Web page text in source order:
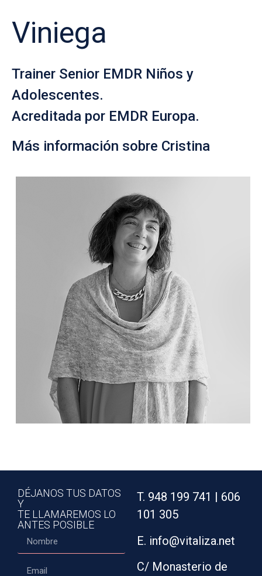
Viniega
Trainer Senior EMDR Niños y
Adolescentes.
Acreditada por EMDR Europa.
Más información sobre Cristina
DÉJANOS TUS DATOS
Y
TE LLAMAREMOS LO
ANTES POSIBLE
T. 948 199 741 | 606
101 305
E. info@vitaliza.net
C/ Monasterio de